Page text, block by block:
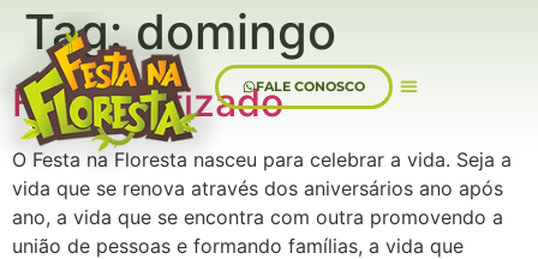
FALE CONOSCO
Tag:domingo
Festa Batizado
O Festa na Floresta nasceu para celebrar a vida. Seja a
vida que se renova através dos aniversários ano após
ano, a vida que se encontra com outra promovendo a
união de pessoas e formando famílias, a vida que